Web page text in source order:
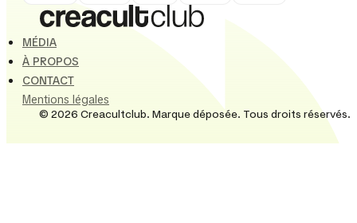
MÉDIA
À PROPOS
CONTACT
Mentions légales
© 2026 Creacultclub. Marque déposée. Tous droits réservés.